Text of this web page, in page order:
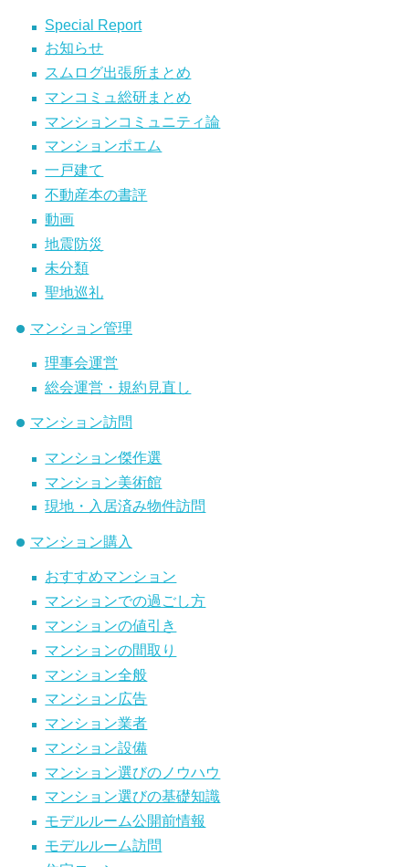
Special Report
お知らせ
スムログ出張所まとめ
マンコミュ総研まとめ
マンションコミュニティ論
マンションポエム
一戸建て
不動産本の書評
動画
地震防災
未分類
聖地巡礼
マンション管理
理事会運営
総会運営・規約見直し
マンション訪問
マンション傑作選
マンション美術館
現地・入居済み物件訪問
マンション購入
おすすめマンション
マンションでの過ごし方
マンションの値引き
マンションの間取り
マンション全般
マンション広告
マンション業者
マンション設備
マンション選びのノウハウ
マンション選びの基礎知識
モデルルーム公開前情報
モデルルーム訪問